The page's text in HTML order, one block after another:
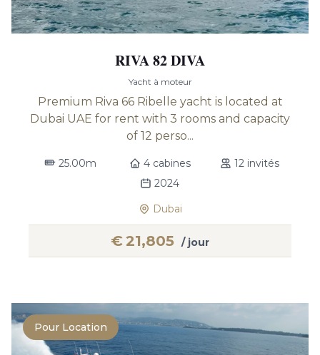
RIVA 82 DIVA
Yacht à moteur
Premium Riva 66 Ribelle yacht is located at
Dubai UAE for rent with 3 rooms and capacity
of 12 perso...
25.00m 4 cabines
12 invités
2024
Dubai
€21,805 / jour
Pour Location